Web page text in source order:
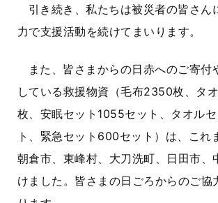
引き続き、私たちは被災者の皆さん
力で支援活動を続けてまいります。
また、皆さまからの日赤へのご寄付
している救援物資（毛布2350枚、タ
枚、安眠セット1055セット、タオル
ト、緊急セット600セット）は、これ
朝倉市、東峰村、大刀洗町、日田市、
けました。皆さまの日ごろからのご協